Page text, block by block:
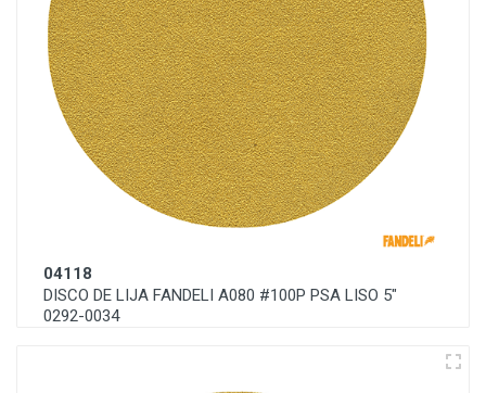
04118
DISCO DE LIJA FANDELI A080 #100P PSA LISO 5"
0292-0034